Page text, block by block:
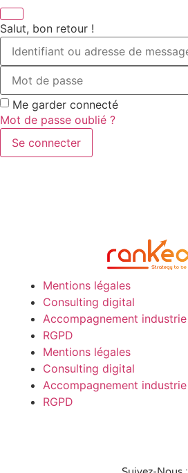
Salut, bon retour !
Me garder connecté
Mot de passe oublié ?
Se connecter
Mentions légales
Consulting digital
Accompagnement industrie
RGPD
Mentions légales
Consulting digital
Accompagnement industrie
RGPD